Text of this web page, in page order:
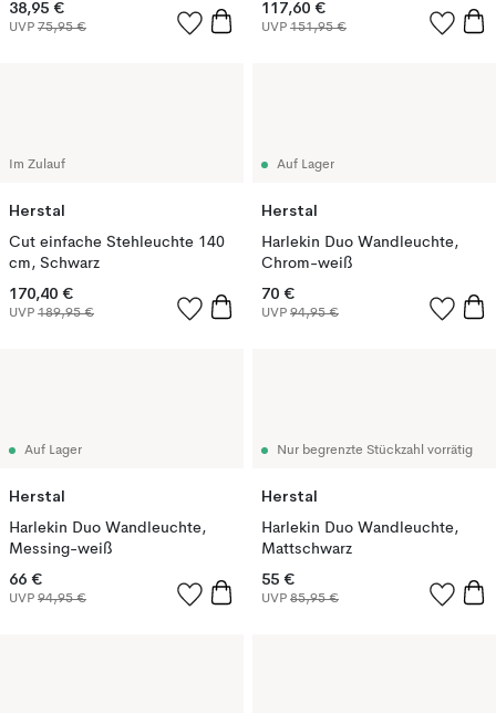
38,95 €
UVP 75,95 €
117,60 €
UVP 151,95 €
Im Zulauf
Herstal
Cut einfache Stehleuchte 140
cm, Schwarz
170,40 €
UVP 189,95 €
Auf Lager
Herstal
Harlekin Duo Wandleuchte,
Chrom-weiß
70 €
UVP 94,95 €
Auf Lager
Herstal
Harlekin Duo Wandleuchte,
Messing-weiß
66 €
UVP 94,95 €
Nur begrenzte Stückzahl vorrätig
Herstal
Harlekin Duo Wandleuchte,
Mattschwarz
55 €
UVP 85,95 €